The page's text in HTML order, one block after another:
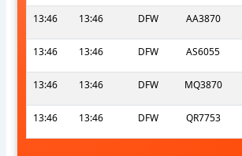
13:46
13:46 DFW AA3870
13:46 13:46 DFW AS6055
13:46 13:46 DFW MQ3870
13:46 13:46 DFW QR7753